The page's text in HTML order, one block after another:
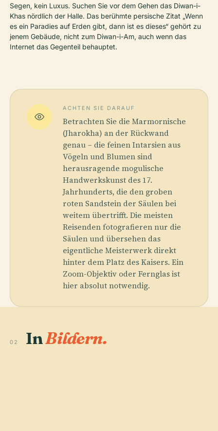
Segen, kein Luxus. Suchen Sie vor dem Gehen das Diwan-i-
Khas nördlich der Halle. Das berühmte persische Zitat „Wenn
es ein Paradies auf Erden gibt, dann ist es dieses“ gehört zu
jenem Gebäude, nicht zum Diwan-i-Am, auch wenn das
Internet das Gegenteil behauptet.
ACHTEN SIE DARAUF
Betrachten Sie die Marmornische
(Jharokha) an der Rückwand
genau – die feinen Intarsien aus
Vögeln und Blumen sind
herausragende mogulische
Handwerkskunst des 17.
Jahrhunderts, die den groben
roten Sandstein der Säulen bei
weitem übertrifft. Die meisten
Reisenden fotografieren nur die
Säulen und übersehen das
eigentliche Meisterwerk direkt
hinter dem Platz des Kaisers. Ein
Zoom-Objektiv oder Fernglas ist
hier absolut notwendig.
02 InBildern.